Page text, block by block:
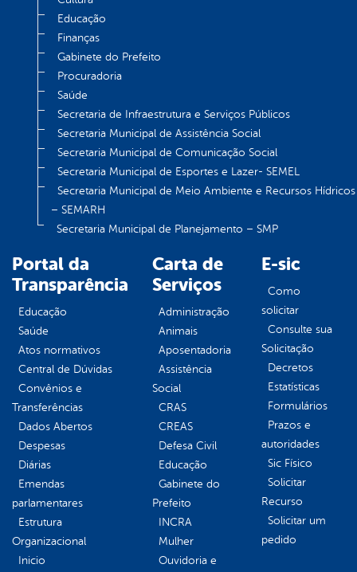
Educação
Finanças
Gabinete do Prefeito
Procuradoria
Saúde
Secretaria de Infraestrutura e Serviços Públicos
Secretaria Municipal de Assistência Social
Secretaria Municipal de Comunicação Social
Secretaria Municipal de Esportes e Lazer- SEMEL
Secretaria Municipal de Meio Ambiente e Recursos Hídricos
– SEMARH
Secretaria Municipal de Planejamento – SMP
Portal da
Transparência
Educação
Saúde
Atos normativos
Central de Dúvidas
Convênios e
Transferências
Dados Abertos
Despesas
Diárias
Emendas
parlamentares
Estrutura
Organizacional
Inicio
Carta de
Serviços
Administração
Animais
Aposentadoria
Assistência
Social
CRAS
CREAS
Defesa Civil
Educação
Gabinete do
Prefeito
INCRA
Mulher
Ouvidoria e
E-sic
Como
solicitar
Consulte sua
Solicitação
Decretos
Estatísticas
Formulários
Prazos e
autoridades
Sic Físico
Solicitar
Recurso
Solicitar um
pedido